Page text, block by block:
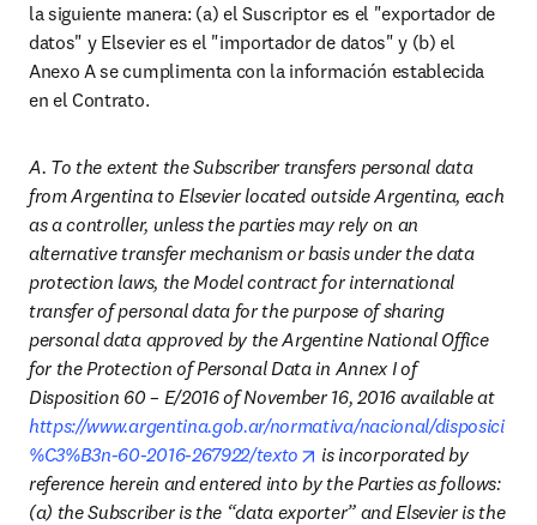
la siguiente manera: (a) el Suscriptor es el "exportador de
datos" y Elsevier es el "importador de datos" y (b) el
Anexo A se cumplimenta con la información establecida
en el Contrato.
A. To the extent the Subscriber transfers personal data
from Argentina to Elsevier located outside Argentina, each
as a controller, unless the parties may rely on an
alternative transfer mechanism or basis under the data
protection laws, the Model contract for international
transfer of personal data for the purpose of sharing
personal data approved by the Argentine National Office
for the Protection of Personal Data in Annex I of
Disposition 60 – E/2016 of November 16, 2016 available at
https://www.argentina.gob.ar/normativa/nacional/disposici
%C3%B3n-60-2016-267922/texto
opens in new tab/window
is incorporated by
reference herein and entered into by the Parties as follows:
(a) the Subscriber is the “data exporter” and Elsevier is the